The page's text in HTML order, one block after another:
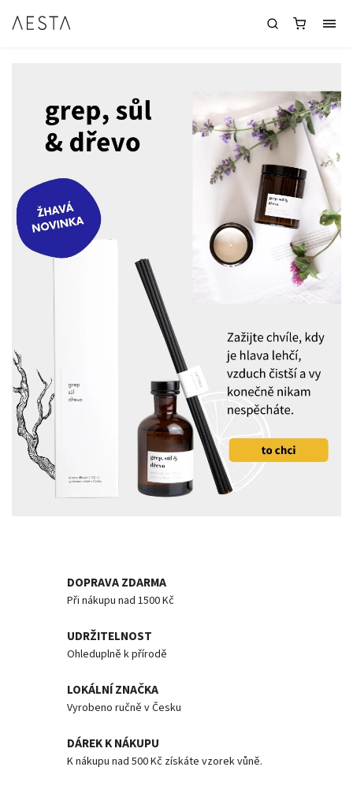
DOPRAVA ZDARMA
Při nákupu nad 1500 Kč
UDRŽITELNOST
Ohleduplně k přírodě
LOKÁLNÍ ZNAČKA
Vyrobeno ručně v Česku
DÁREK K NÁKUPU
K nákupu nad 500 Kč získáte vzorek vůně.